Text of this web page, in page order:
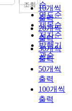
순
연도순
제목순
저자순
발행기
관순
10개씩
출력
20개씩
출력
30개씩
출력
50개씩
출력
100개씩
출력
조회